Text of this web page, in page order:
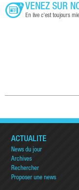
VENEZ SUR
En live c'est toujours
ACTUALITÉ
News du jour
Archives
Rechercher
Proposer une news